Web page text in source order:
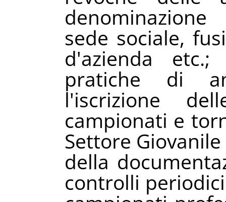
sede sociale,
d'azienda
pratiche di
l'iscrizione
campionati e
Settore
della
controlli